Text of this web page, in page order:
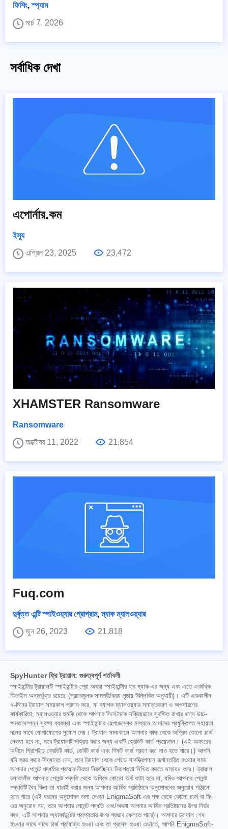
ফিশিং,স্প্যাম
মার্চ 7, 2026
সর্বাধিক দেখা
এপোর্নার.কম
ইস্যু
এপ্রিল 23, 2025
23,472
XHAMSTER Ransomware
Ransomware
অক্টোবর 11, 2022
21,854
Fuq.com
দুর্বৃত্ত এন্টি স্পাইওয়্যার প্রোগ্রাম,ম্যাক ম্যালওয়্যার
জুন 26, 2023
21,818
SpyHunter ফ্রি ট্রায়াল: গুরুত্বপূর্ণ শর্তাবলী
স্পাইহান্টার ট্রায়ালটি স্পাইহান্টার প্রো অথবা স্পাইহান্টার ফর ম্যাক-এর জন্য এবং এতে একাধিক
ডিভাইস অন্তর্ভুক্ত রয়েছে (প্রচারমূলক সামগ্রী/ক্রয় পৃষ্ঠায় উল্লিখিত অনুযায়ী)। এটি এককালীন
৭-দিনের ট্রায়াল সময়কাল প্রদান করে, যা ব্যাপক ম্যালওয়্যার সনাক্তকরণ ও অপসারণের
কার্যকারিতা, ম্যালওয়্যার হুমকি থেকে আপনার সিস্টেমকে সক্রিয়ভাবে সুরক্ষিত রাখার জন্য উচ্চ-
ক্ষমতাসম্পন্ন সুরক্ষা ব্যবস্থা এবং স্পাইহান্টার হেল্পডেস্কের মাধ্যমে আমাদের প্রযুক্তিগত সহায়তা
দলের সাথে যোগাযোগের সুযোগ দেয়। ট্রায়াল সময়কালে আপনার কাছ থেকে অগ্রিম কোনো চার্জ
নেওয়া হবে না, তবে ট্রায়ালটি সক্রিয় করার জন্য একটি ক্রেডিট কার্ড প্রয়োজন। (এই অফারের
অধীনে প্রিপেইড ক্রেডিট কার্ড, ডেবিট কার্ড এবং গিফট কার্ড গ্রহণ করা নাও হতে পারে।) আপনি
যদি ক্রয় করার সিদ্ধান্ত নেন, তবে ট্রায়াল থেকে পেইড সাবস্ক্রিপশনে রূপান্তরিত হওয়ার সময়
আপনার পেমেন্ট পদ্ধতির প্রয়োজনীয়তা নিরবচ্ছিন্ন নিরাপত্তা নিশ্চিত করতে সাহায্য করে। ট্রায়াল
চলাকালীন আপনার পেমেন্ট পদ্ধতি থেকে অগ্রিম কোনো অর্থ কাটা হবে না, যদিও আপনার পেমেন্ট
পদ্ধতিটি বৈধ কিনা তা যাচাই করার জন্য আপনার আর্থিক প্রতিষ্ঠানে অনুমোদনের অনুরোধ পাঠানো
হতে পারে (এই ধরনের অনুমোদন জমা দেওয়া EnigmaSoft-এর পক্ষ থেকে কোনো চার্জ বা ফি-
এর অনুরোধ নয়, তবে আপনার পেমেন্ট পদ্ধতি এবং/অথবা আপনার আর্থিক প্রতিষ্ঠানের উপর নির্ভর
করে, এটি আপনার অ্যাকাউন্টের প্রাপ্যতার উপর প্রভাব ফেলতে পারে)। আপনার ট্রায়াল শেষ
হওয়ার সাথে সাথে চার্জ প্রযোজ্য হওয়া এবং তা প্রসেস হওয়া এড়াতে, আপনি EnigmaSoft-